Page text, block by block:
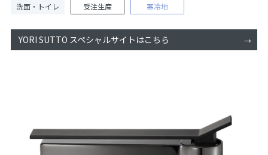
洗面・トイレ 受注生産 寒冷地
YORI SUTTO スペシャルサイトはこちら